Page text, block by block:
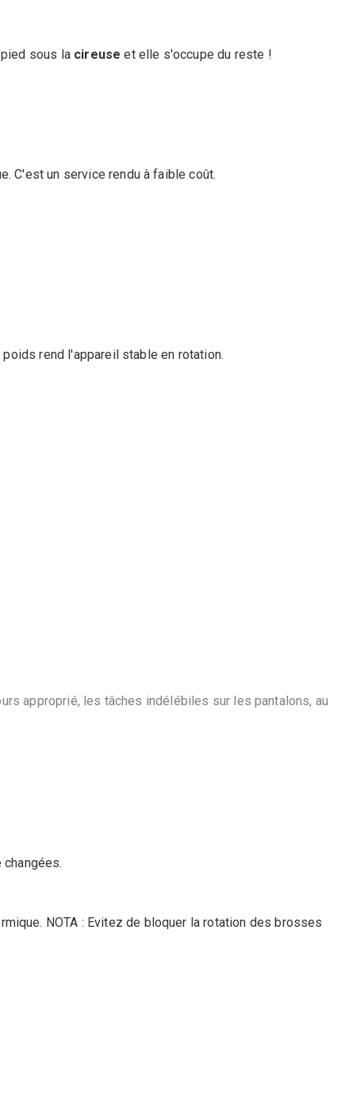
sous la cireuse et elle s'occupe du reste !
C'est un service rendu à faible coût.
rend l'appareil stable en rotation.
approprié, les tâches indélébiles sur les pantalons, au
NOTA : Evitez de bloquer la rotation des brosses